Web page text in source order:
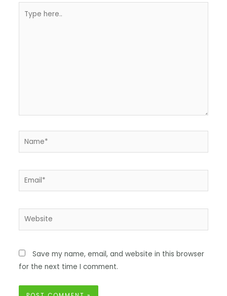
Save my name, email, and website in this browser
for the next time I comment.